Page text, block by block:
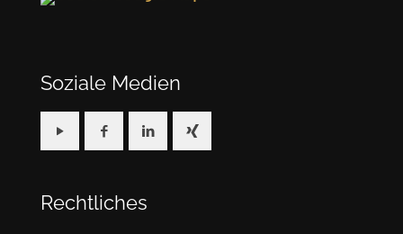
Soziale Medien
Rechtliches